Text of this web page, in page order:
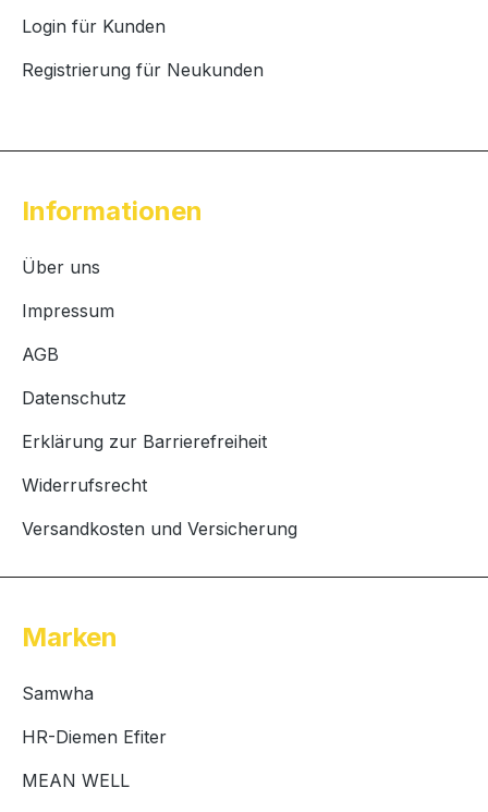
Login für Kunden
Registrierung für Neukunden
Informationen
Über uns
Impressum
AGB
Datenschutz
Erklärung zur Barrierefreiheit
Widerrufsrecht
Versandkosten und Versicherung
Marken
Samwha
HR-Diemen Efiter
MEAN WELL